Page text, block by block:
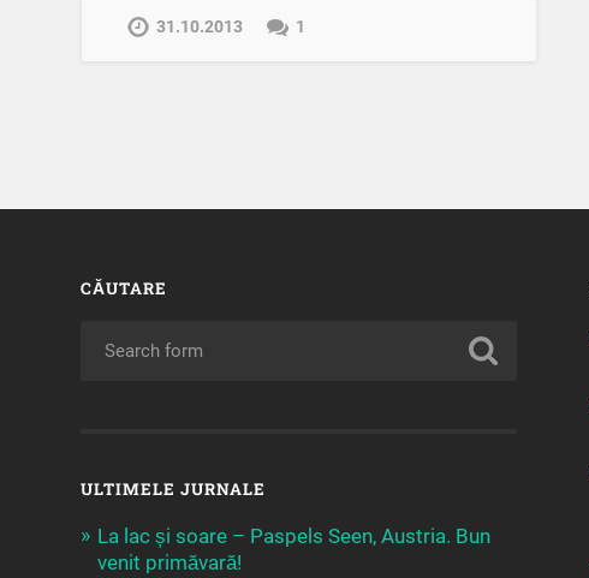
31.10.2013 1
CĂUTARE
ULTIMELE JURNALE
La lac și soare – Paspels Seen, Austria. Bun
venit primăvară!